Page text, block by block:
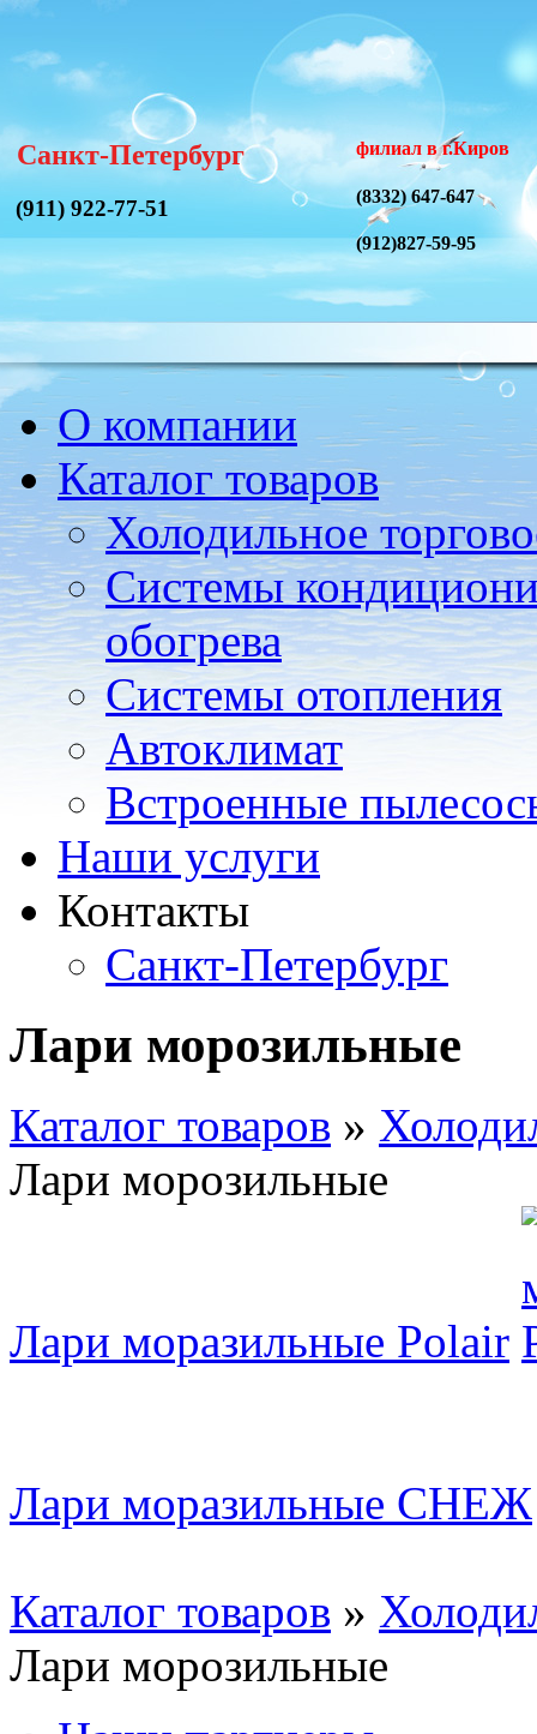
Санкт-Петербург
(911) 922-77-51
филиал в г.Киров
(8332) 647-647
(912)827-59-95
О компании
Каталог товаров
Холодильное
Системы
обогрева
Системы отопления
Автоклимат
Встроенные
Наши услуги
Контакты
Санкт-Петербург
Лари морозильные
Каталог товаров »
Лари морозильные
Лари моразильные Polair
Лари моразильные СНЕЖ
Каталог товаров »
Лари морозильные